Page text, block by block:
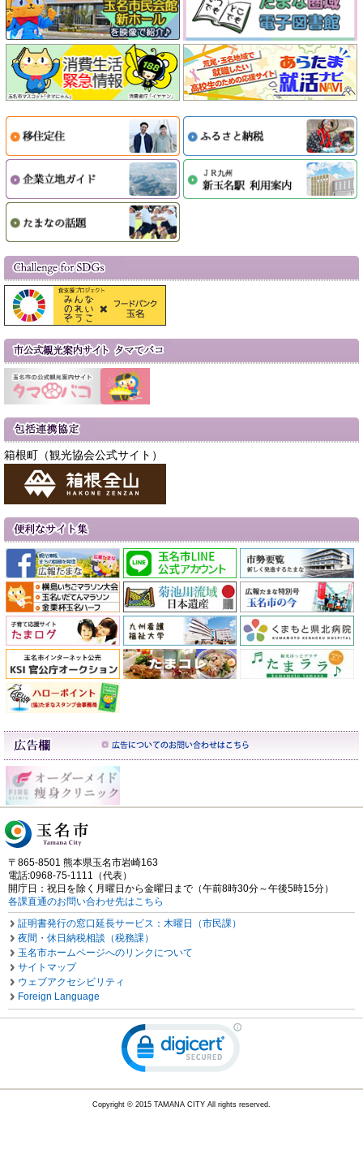
箱根町（観光協会公式サイト）
〒865-8501 熊本県玉名市岩崎163
電話:0968-75-1111（代表）
開庁日：祝日を除く月曜日から金曜日まで（午前8時30分～午後5時15分）
各課直通のお問い合わせ先はこちら
証明書発行の窓口延長サービス：木曜日（市民課）
夜間・休日納税相談（税務課）
玉名市ホームページへのリンクについて
サイトマップ
ウェブアクセシビリティ
Foreign Language
Copyright © 2015 TAMANA CITY All rights reserved.